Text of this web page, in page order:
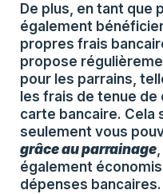
De plus, en tant que
également
propres frais
propose
pour les parrains,
les frais de tenue
carte bancaire. Cela
seulement vous
grâce au parrainage
également
dépenses bancaires.